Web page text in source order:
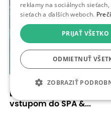
EXTRA ZĽAVY:
vstupom do SPA &...
reklamy na sociálnych
sieťach a ďalších weboch.
PRIJAŤ VŠETKO
ODMIETNUŤ
ZOBRAZIŤ